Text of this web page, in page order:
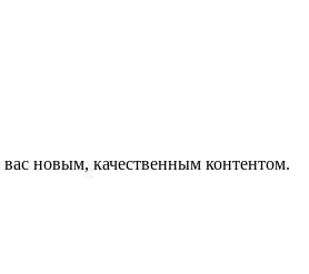
вас новым, качественным контентом.